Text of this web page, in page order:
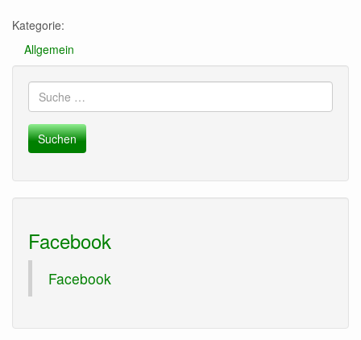
Kategorie:
Allgemein
Suche
nach:
Facebook
Facebook